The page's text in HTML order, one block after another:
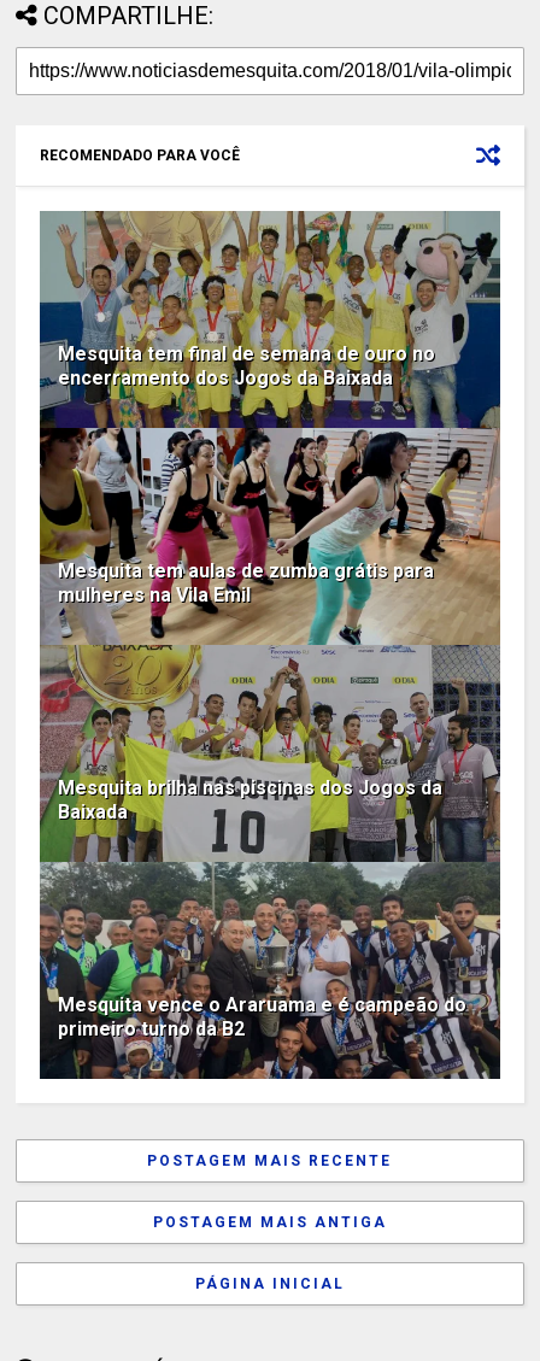
COMPARTILHE:
RECOMENDADO PARA VOCÊ
Mesquita tem final de semana de ouro no
encerramento dos Jogos da Baixada
Mesquita tem aulas de zumba grátis para
mulheres na Vila Emil
Mesquita brilha nas piscinas dos Jogos da
Baixada
Mesquita vence o Araruama e é campeão do
primeiro turno da B2
POSTAGEM MAIS RECENTE
POSTAGEM MAIS ANTIGA
PÁGINA INICIAL